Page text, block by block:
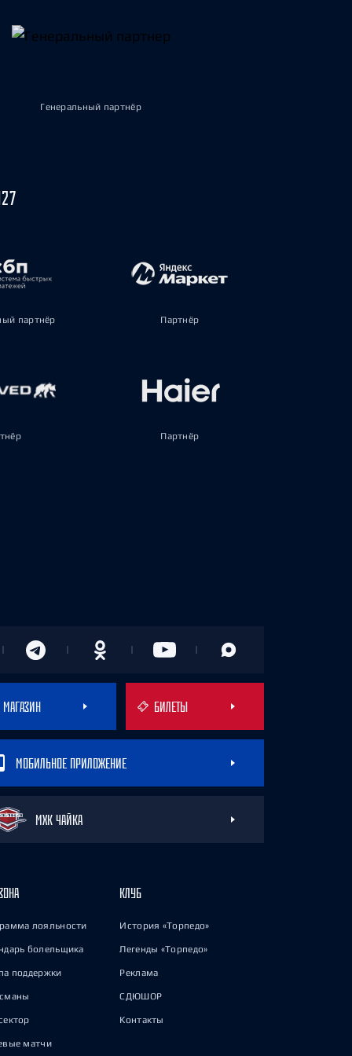
Генеральный партнёр
партнёр Партнёр
Партнёр
МАГАЗИН БИЛЕТЫ
МОБИЛЬНОЕ ПРИЛОЖЕНИЕ
МХК ЧАЙКА
лояльности
болельщика
поддержки
матчи
КЛУБ
История «Торпедо»
Легенды «Торпедо»
Реклама
СДЮШОР
Контакты